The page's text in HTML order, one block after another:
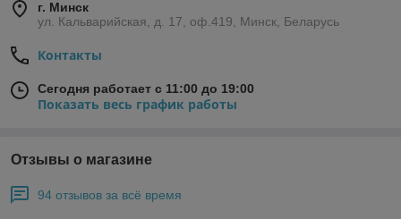
г. Минск
ул. Кальварийская, д. 17, оф.419, Минск, Беларусь
Контакты
Сегодня работает с 11:00 до 19:00
Показать весь график работы
Отзывы о магазине
94 отзывов за всё время